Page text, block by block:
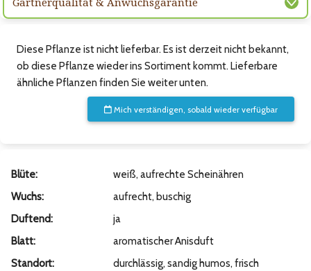
Diese Pflanze ist nicht lieferbar. Es ist derzeit nicht bekannt,
ob diese Pflanze wieder ins Sortiment kommt. Lieferbare
ähnliche Pflanzen finden Sie weiter unten.
Mich verständigen, sobald wieder verfügbar
Blüte:
weiß, aufrechte Scheinähren
Wuchs:
aufrecht, buschig
Duftend:
ja
Blatt:
aromatischer Anisduft
Standort:
durchlässig, sandig humos, frisch